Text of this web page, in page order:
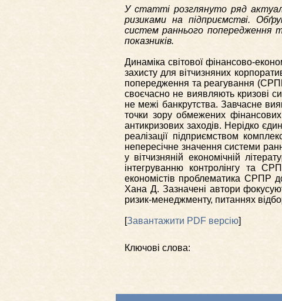
У статті розглянуто ряд
ризиками на підприємстві.
систем раннього попередження
показників.
Динаміка світової фінансово-
захисту для вітчизняних
попередження та реагування
своєчасно не виявляють кризові
не межі банкрутства. Завчасне
точки зору обмежених
антикризових заходів. Нерідко
реалізації підприємством
непересічне значення системи
у вітчизняній економічній
інтегруванню контролінгу та
економістів проблематика СРПР
Хана Д. Зазначені автори
ризик-менеджменту, питаннях
[Завантажити PDF версію]
Ключові слова: